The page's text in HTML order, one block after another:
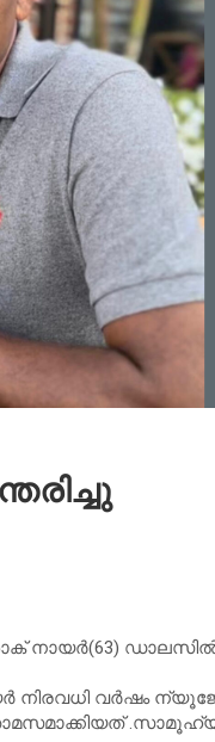
നായർ(63)
വർഷം
.സാമൂഹ്യ്